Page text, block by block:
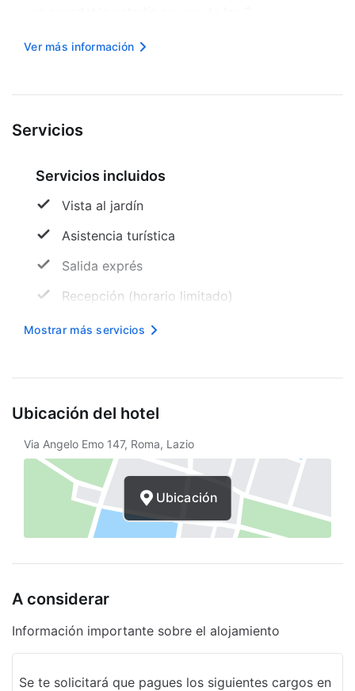
Mantén el contacto con los tuyos gracias al
Ver más información
Servicios
Servicios incluidos
Vista al jardín
Asistencia turística
Salida exprés
Recepción (horario limitado)
Internet inalámbrico en cortesía
Mostrar más servicios
Ubicación del hotel
Via Angelo Emo 147, Roma, Lazio
Ubicación
A considerar
Información importante sobre el alojamiento
Se te solicitará que pagues los siguientes cargos en